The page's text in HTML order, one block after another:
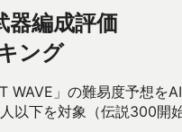
器編成評価
ング
」の難易度予想を
以下を対象（伝説300開